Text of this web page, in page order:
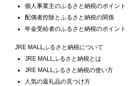
個人事業主のふるさと納税のポイント
配偶者控除とふるさと納税の関係
年金受給者のふるさと納税のポイント
JRE MALLふるさと納税について
JRE MALLふるさと納税とは
JRE MALLふるさと納税の使い方
人気の返礼品の見つけ方